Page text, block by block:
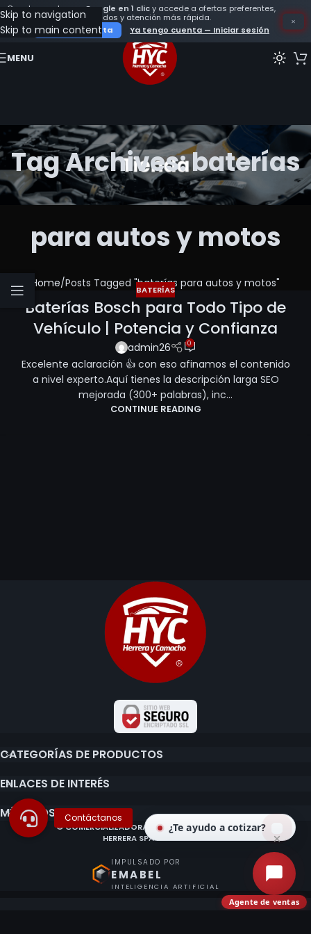
Crea tu cuenta con Google en 1 clicy accede a ofertas preferentes,
seguimiento de tus pedidos y atención más rápida.
Crear mi cuenta
Ya tengo cuenta — Iniciar sesión
×
Skip to navigation
Skip to main content
MENU
Tag Archives: baterías
para autos y motos
Home Posts Tagged "baterías para autos y motos"
BATERÍAS
Baterías Bosch para Todo Tipo de
Vehículo | Potencia y Confianza
admin26 0
Excelente aclaración 👍 con eso afinamos el contenido
a nivel experto.Aquí tienes la descripción larga SEO
mejorada (300+ palabras), inc...
CONTINUE READING
CATEGORÍAS DE PRODUCTOS
ENLACES DE INTERÉS
MÉTODOS DE PAGO
© COMERCIALIZADORA E IMPORTADORA CLAUDIO
HERRERA SPA 2020 - 2026.
IMPULSADO POR
EMABEL
INTELIGENCIA ARTIFICIAL
¿Te ayudo a cotizar?
Agente de ventas